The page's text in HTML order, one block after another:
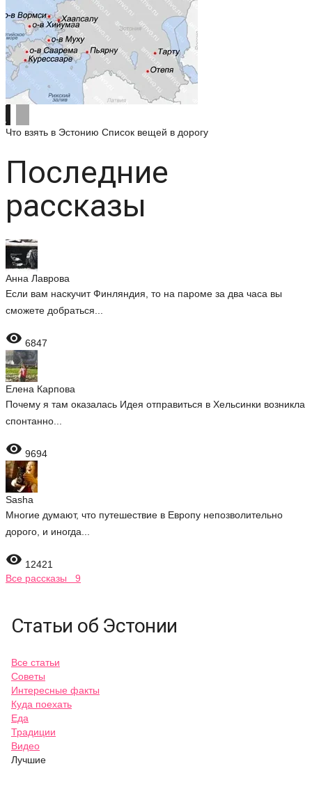
Что взять в Эстонию Список вещей в дорогу
Последние
рассказы
Анна Лаврова
Если вам наскучит Финляндия, то на пароме за два часа вы
сможете добраться...
 6847
Елена Карпова
Почему я там оказалась Идея отправиться в Хельсинки возникла
спонтанно...
 9694
Sasha
Многие думают, что путешествие в Европу непозволительно
дорого, и иногда...
 12421
Все рассказы 9
Статьи об Эстонии
Все статьи
Советы
Интересные факты
Куда поехать
Еда
Традиции
Видео
Лучшие